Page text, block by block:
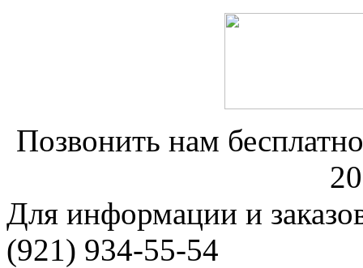
Позвонить нам
Для информации и
(921) 934-55-54